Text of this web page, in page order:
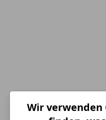
Wir verwenden